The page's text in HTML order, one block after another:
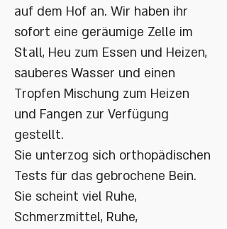
auf dem Hof an. Wir haben ihr
sofort eine geräumige Zelle im
Stall, Heu zum Essen und Heizen,
sauberes Wasser und einen
Tropfen Mischung zum Heizen
und Fangen zur Verfügung
gestellt.
Sie unterzog sich orthopädischen
Tests für das gebrochene Bein.
Sie scheint viel Ruhe,
Schmerzmittel, Ruhe,